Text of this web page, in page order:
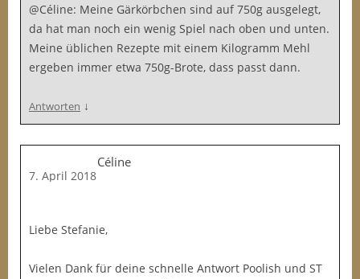
@Céline: Meine Gärkörbchen sind auf 750g ausgelegt,
da hat man noch ein wenig Spiel nach oben und unten.
Meine üblichen Rezepte mit einem Kilogramm Mehl
ergeben immer etwa 750g-Brote, dass passt dann.
Antworten ↓
Céline
7. April 2018
Liebe Stefanie,
Vielen Dank für deine schnelle Antwort Poolish und ST